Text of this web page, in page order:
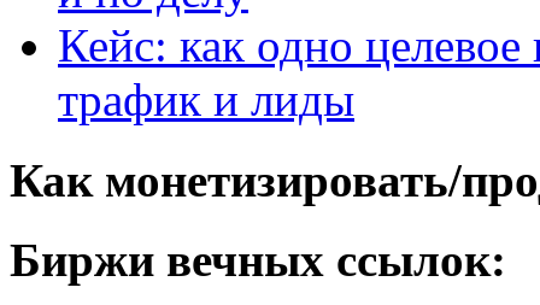
Кейс: как одно
трафик и лиды
Как монетизировать/
Биржи вечных ссылок: